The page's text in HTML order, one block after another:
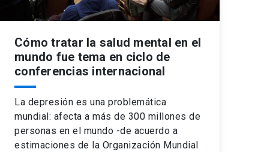
Cómo tratar la salud mental en el
mundo fue tema en ciclo de
conferencias internacional
La depresión es una problemática
mundial: afecta a más de 300 millones de
personas en el mundo -de acuerdo a
estimaciones de la Organización Mundial